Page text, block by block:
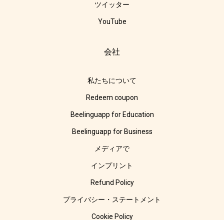
ツイッター
YouTube
会社
私たちについて
Redeem coupon
Beelinguapp for Education
Beelinguapp for Business
メディアで
インプリント
Refund Policy
プライバシー・ステートメント
Cookie Policy